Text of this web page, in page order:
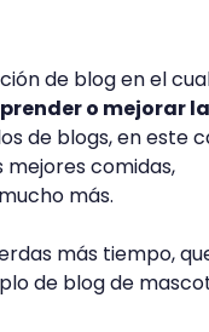
de blog en el
o mejorar la
de blogs, en este
comidas,
más.
más tiempo,
de blog de